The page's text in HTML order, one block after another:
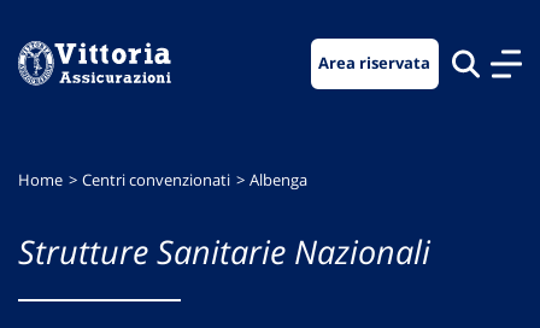
menu
contenuto
footer
Area riservata
Home Centri convenzionati Albenga
Strutture Sanitarie Nazionali